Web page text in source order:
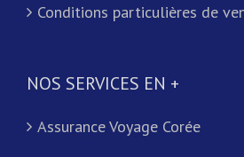
Conditions particulières de
NOS SERVICES EN +
Assurance Voyage Corée